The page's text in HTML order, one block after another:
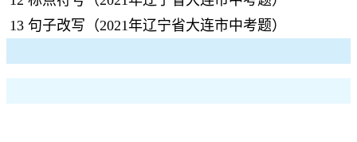
13 句子改写（2021年辽宁省大连市中考题）